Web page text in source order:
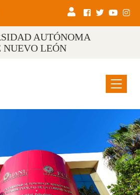
AUTÓNOMA
NUEVO LEÓN
Menu